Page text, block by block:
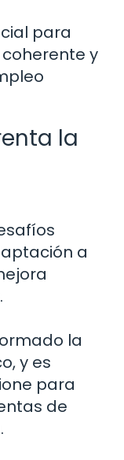
para
y
la
a
la
y es
para
de